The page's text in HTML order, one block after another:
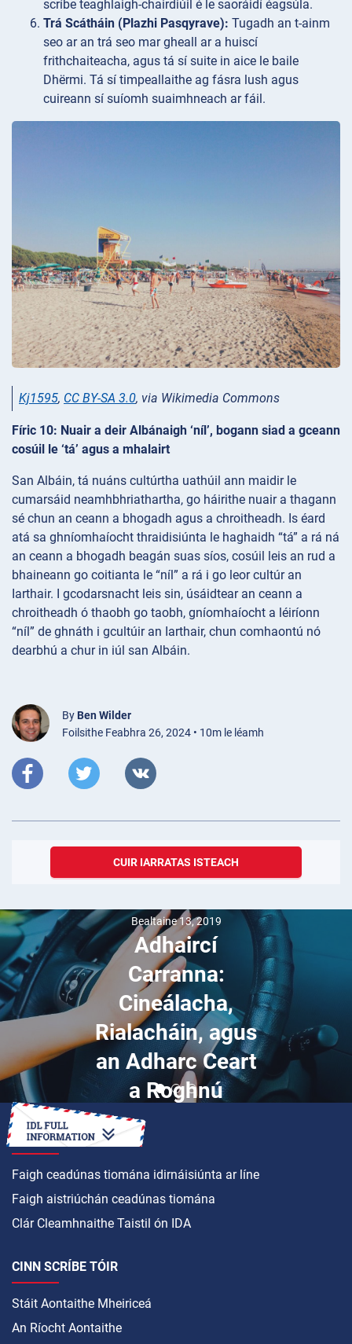
scríbe teaghlaigh-chairdiúil é le saoráidí éagsúla.
Trá Scátháin (Plazhi Pasqyrave): Tugadh an t-ainm
seo ar an trá seo mar gheall ar a huiscí
frithchaiteacha, agus tá sí suite in aice le baile
Dhërmi. Tá sí timpeallaithe ag fásra lush agus
cuireann sí suíomh suaimhneach ar fáil.
Kj1595, CC BY-SA 3.0, via Wikimedia Commons
Fíric 10: Nuair a deir Albánaigh ‘níl’, bogann siad a gceann
cosúil le ‘tá’ agus a mhalairt
San Albáin, tá nuáns cultúrtha uathúil ann maidir le
cumarsáid neamhbhriathartha, go háirithe nuair a thagann
sé chun an ceann a bhogadh agus a chroitheadh. Is éard
atá sa ghníomhaíocht thraidisiúnta le haghaidh “tá” a rá ná
an ceann a bhogadh beagán suas síos, cosúil leis an rud a
bhaineann go coitianta le “níl” a rá i go leor cultúr an
Iarthair. I gcodarsnacht leis sin, úsáidtear an ceann a
chroitheadh ó thaobh go taobh, gníomhaíocht a léiríonn
“níl” de ghnáth i gcultúir an Iarthair, chun comhaontú nó
dearbhú a chur in iúl san Albáin.
By Ben Wilder
Foilsithe Feabhra 26, 2024 • 10m le léamh
CUIR IARRATAS ISTEACH
Bealtaine 13, 2019
Adhaircí
Carranna:
Cineálacha,
Rialacháin, agus
an Adharc Ceart
a Roghnú
CONAS A
Faigh ceadúnas tiomána idirnáisiúnta ar líne
Faigh aistriúchán ceadúnas tiomána
Clár Cleamhnaithe Taistil ón IDA
CINN SCRÍBE TÓIR
Stáit Aontaithe Mheiriceá
An Ríocht Aontaithe